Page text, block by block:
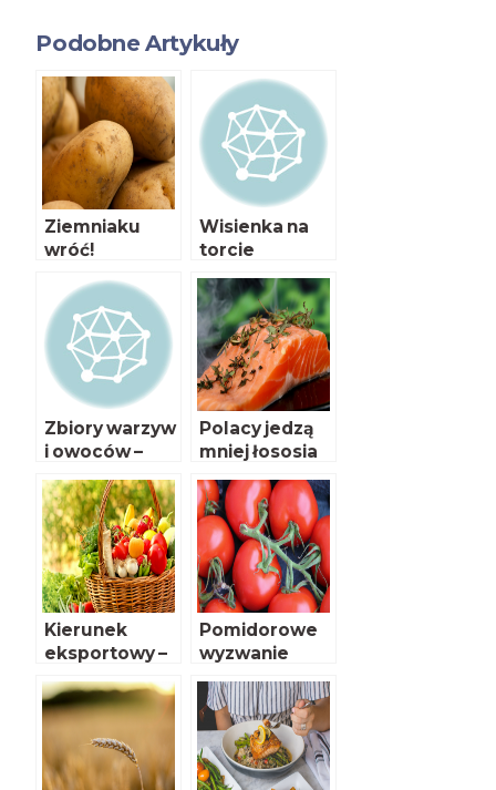
Podobne Artykuły
Ziemniaku
wróć!
Wisienka na
torcie
Zbiory warzyw
i owoców –
szacunki
Polacy jedzą
mniej łososia
Kierunek
eksportowy –
Niemcy
Pomidorowe
wyzwanie